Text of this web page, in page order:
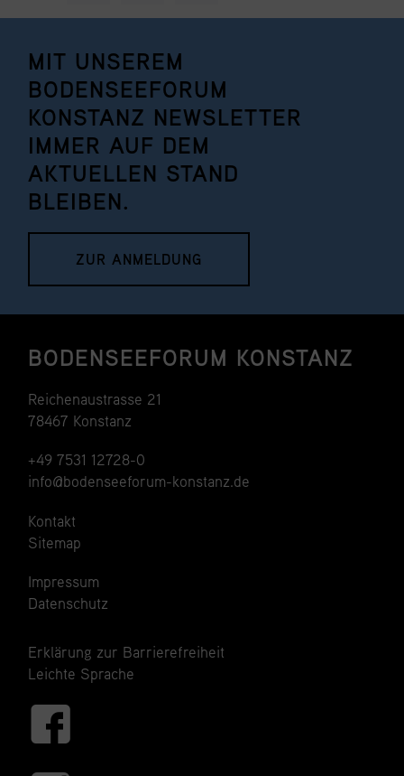
MIT UNSEREM
BODENSEEFORUM
KONSTANZ NEWSLETTER
IMMER AUF DEM
AKTUELLEN STAND
BLEIBEN.
ZUR ANMELDUNG
BODENSEEFORUM KONSTANZ
Reichenaustrasse 21
78467 Konstanz
+49 7531 12728-0
info@bodenseeforum-konstanz.de
Kontakt
Sitemap
Impressum
Datenschutz
Erklärung zur Barrierefreiheit
Leichte Sprache